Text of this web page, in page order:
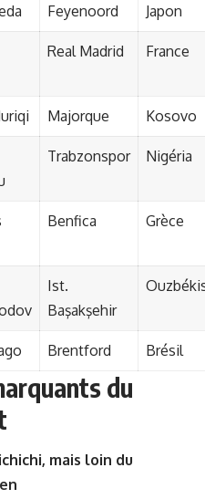
Feyenoord Japon
Real Madrid France
Majorque Kosovo
Trabzonspor Nigéria
Benfica Grèce
Ist.
Başakşehir
Brentford Brésil
du
mais loin du